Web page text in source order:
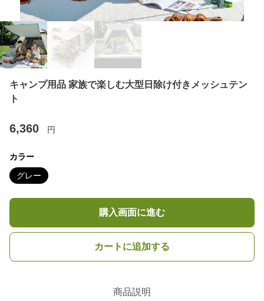
キャンプ用品 家族で楽しむ大型日除け付きメッシュテン
ト
6,360 円
カラー
グレー
購入画面に進む
カートに追加する
商品説明